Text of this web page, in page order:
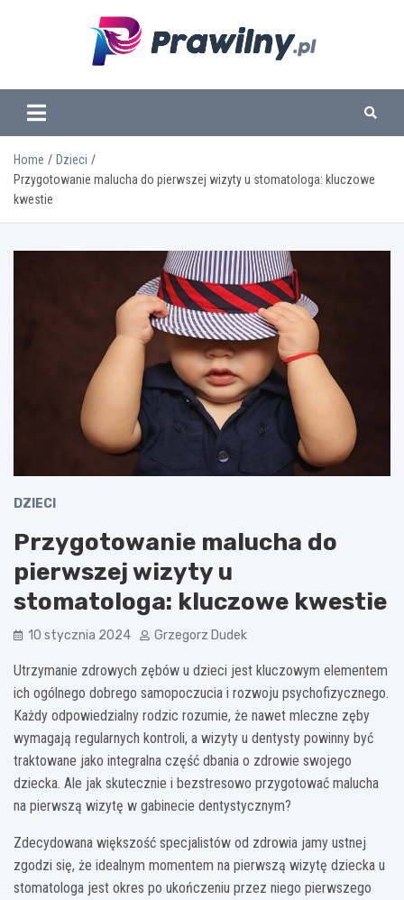
www.prawilny.pl
Home
Dzieci
Przygotowanie malucha do pierwszej wizyty u stomatologa: kluczowe
kwestie
DZIECI
Przygotowanie malucha do
pierwszej wizyty u
stomatologa: kluczowe kwestie
10 stycznia 2024 Grzegorz Dudek
Utrzymanie zdrowych zębów u dzieci jest kluczowym elementem
ich ogólnego dobrego samopoczucia i rozwoju psychofizycznego.
Każdy odpowiedzialny rodzic rozumie, że nawet mleczne zęby
wymagają regularnych kontroli, a wizyty u dentysty powinny być
traktowane jako integralna część dbania o zdrowie swojego
dziecka. Ale jak skutecznie i bezstresowo przygotować malucha
na pierwszą wizytę w gabinecie dentystycznym?
Zdecydowana większość specjalistów od zdrowia jamy ustnej
zgodzi się, że idealnym momentem na pierwszą wizytę dziecka u
stomatologa jest okres po ukończeniu przez niego pierwszego